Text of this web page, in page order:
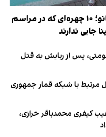
لیست ممنوعه کریستیانو؛ ۱۰ چهره‌ای که در مراسم
جایی ندارند
پس از ربایش به قتل
مرتبط با شبکه قمار جمهوری
کیفری محمدباقر خرازی،